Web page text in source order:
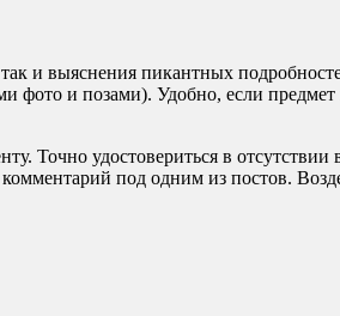
и выяснения пикантных
и позами). Удобно, если
Точно удостовериться в
под одним из постов.